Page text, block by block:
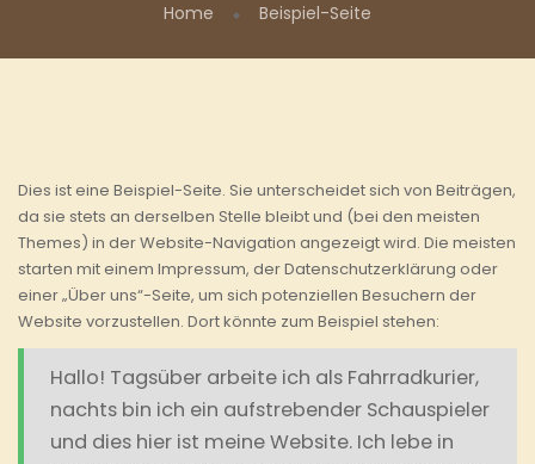
Home Beispiel-Seite
Dies ist eine Beispiel-Seite. Sie unterscheidet sich von Beiträgen,
da sie stets an derselben Stelle bleibt und (bei den meisten
Themes) in der Website-Navigation angezeigt wird. Die meisten
starten mit einem Impressum, der Datenschutzerklärung oder
einer „Über uns“-Seite, um sich potenziellen Besuchern der
Website vorzustellen. Dort könnte zum Beispiel stehen:
Hallo! Tagsüber arbeite ich als Fahrradkurier,
nachts bin ich ein aufstrebender Schauspieler
und dies hier ist meine Website. Ich lebe in